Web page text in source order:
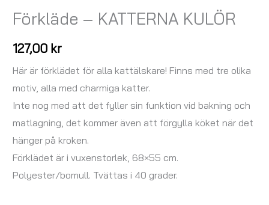
Förkläde – KATTERNA KULÖR
127,00 kr
Här är förklädet för alla kattälskare! Finns med tre olika
motiv, alla med charmiga katter.
Inte nog med att det fyller sin funktion vid bakning och
matlagning, det kommer även att förgylla köket när det
hänger på kroken.
Förklädet är i vuxenstorlek, 68×55 cm.
Polyester/bomull. Tvättas i 40 grader.